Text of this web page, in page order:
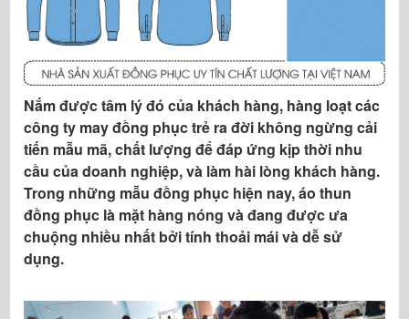
phục làm định hướng chiến lược là vì nhiều
lý do:
Với vị thế luôn đứng vững trong nhiều năm,
chúng tôi cam kết chất lượng của dịch vụ
và chất lượng của những mẫu áo thun đồng
phục. Với phương châm xem những cái gật
đầu tươi cười của khách hàng làm thành
quả lao động, chúng tôi với tất cả sự chân
thành của mình, luôn mong muốn doanh
nghiệp bạn ngày một đi lên, thịnh vượng
Kinh nghiệm may đồng phục nhiều năm
Nắm được tâm lý đó của khách hàng, hàng loạt các
công ty may đồng phục trẻ ra đời không ngừng cải
tiến mẫu mã, chất lượng để đáp ứng kịp thời nhu
cầu của doanh nghiệp, và làm hài lòng khách hàng.
Trong những mẫu đồng phục hiện nay, áo thun
đồng phục là mặt hàng nóng và đang được ưa
chuộng nhiều nhất bởi tính thoải mái và dễ sử
dụng.